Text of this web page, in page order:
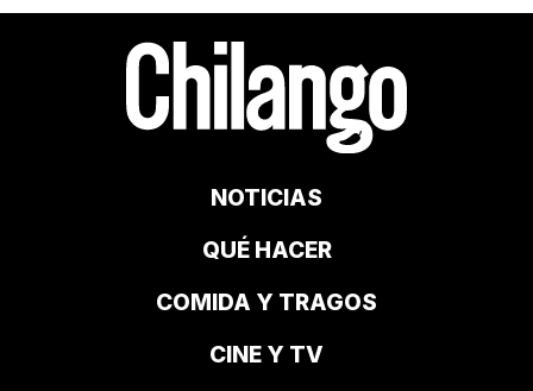
NOTICIAS
QUÉ HACER
COMIDA Y TRAGOS
CINE Y TV